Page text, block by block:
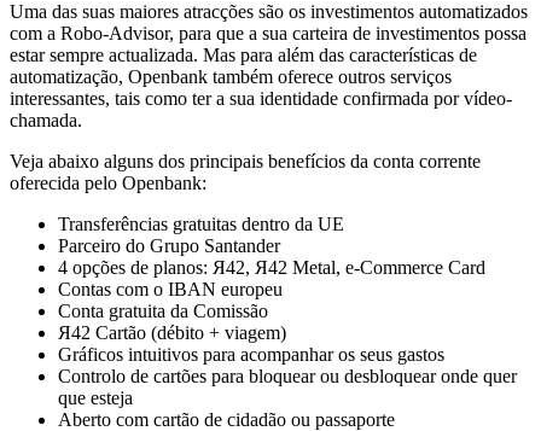
Uma das suas maiores atracções são os investimentos automatizados
com a Robo-Advisor, para que a sua carteira de investimentos possa
estar sempre actualizada. Mas para além das características de
automatização, Openbank também oferece outros serviços
interessantes, tais como ter a sua identidade confirmada por vídeo-
chamada.
Veja abaixo alguns dos principais benefícios da conta corrente
oferecida pelo Openbank:
Transferências gratuitas dentro da UE
Parceiro do Grupo Santander
4 opções de planos: Я42, Я42 Metal, e-Commerce Card
Contas com o IBAN europeu
Conta gratuita da Comissão
Я42 Cartão (débito + viagem)
Gráficos intuitivos para acompanhar os seus gastos
Controlo de cartões para bloquear ou desbloquear onde quer
que esteja
Aberto com cartão de cidadão ou passaporte